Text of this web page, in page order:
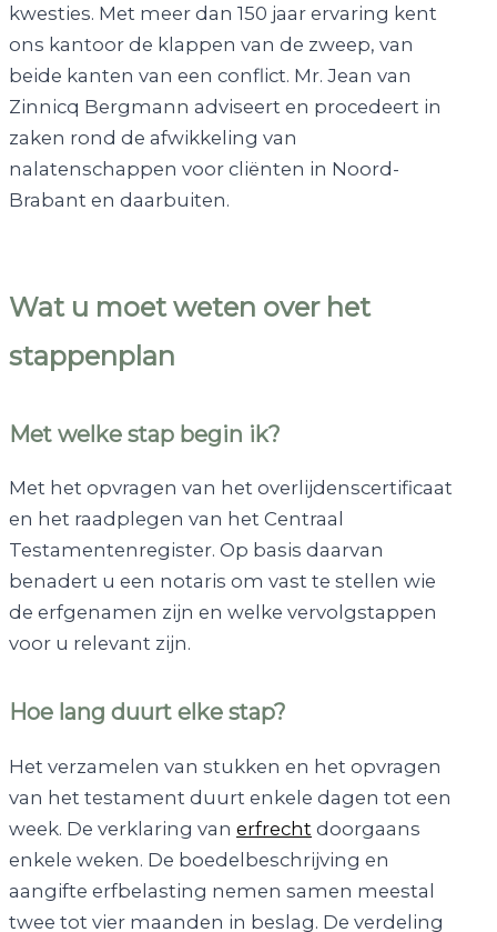
kwesties. Met meer dan 150 jaar ervaring kent
ons kantoor de klappen van de zweep, van
beide kanten van een conflict. Mr. Jean van
Zinnicq Bergmann adviseert en procedeert in
zaken rond de afwikkeling van
nalatenschappen voor cliënten in Noord-
Brabant en daarbuiten.
Wat u moet weten over het
stappenplan
Met welke stap begin ik?
Met het opvragen van het overlijdenscertificaat
en het raadplegen van het Centraal
Testamentenregister. Op basis daarvan
benadert u een notaris om vast te stellen wie
de erfgenamen zijn en welke vervolgstappen
voor u relevant zijn.
Hoe lang duurt elke stap?
Het verzamelen van stukken en het opvragen
van het testament duurt enkele dagen tot een
week. De verklaring van erfrecht doorgaans
enkele weken. De boedelbeschrijving en
aangifte erfbelasting nemen samen meestal
twee tot vier maanden in beslag. De verdeling